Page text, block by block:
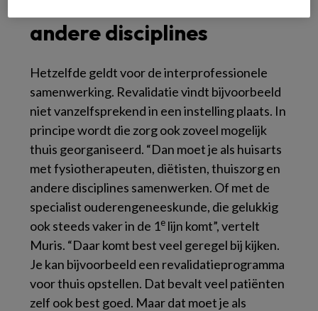
andere disciplines
Hetzelfde geldt voor de interprofessionele
samenwerking. Revalidatie vindt bijvoorbeeld
niet vanzelfsprekend in een instelling plaats. In
principe wordt die zorg ook zoveel mogelijk
thuis georganiseerd. “Dan moet je als huisarts
met fysiotherapeuten, diëtisten, thuiszorg en
andere disciplines samenwerken. Of met de
specialist ouderengeneeskunde, die gelukkig
ook steeds vaker in de 1e lijn komt”, vertelt
Muris. “Daar komt best veel geregel bij kijken.
Je kan bijvoorbeeld een revalidatieprogramma
voor thuis opstellen. Dat bevalt veel patiënten
zelf ook best goed. Maar dat moet je als